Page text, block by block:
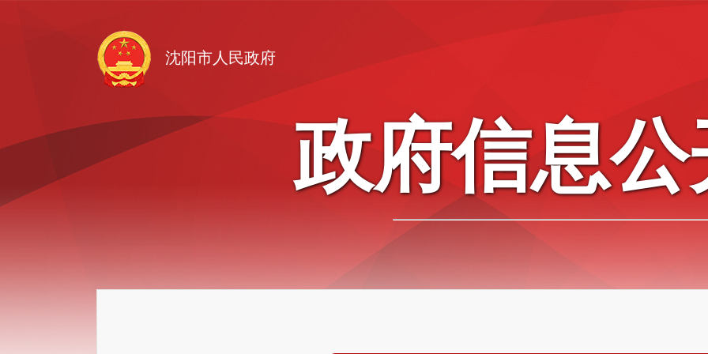
沈阳市人民政府
政府信息公